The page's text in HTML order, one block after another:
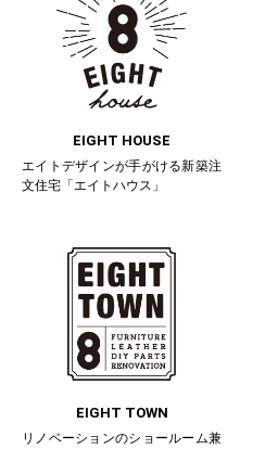
EIGHT HOUSE
エイトデザインが手がける新築注
文住宅「エイトハウス」
EIGHT TOWN
リノベーションのショールーム兼